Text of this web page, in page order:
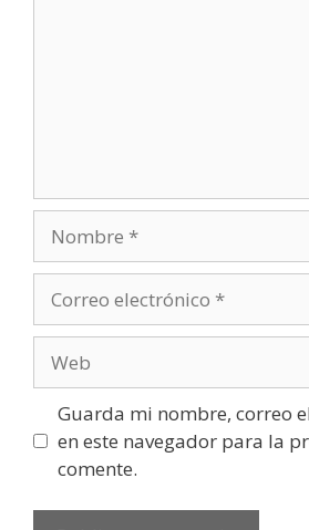
electrónico
Guarda mi nombre, correo
en este navegador para la
comente.